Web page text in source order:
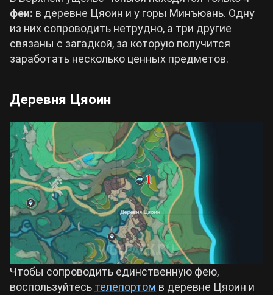
феи: в деревне Цяоин и у горы Минъюань. Одну
из них сопроводить нетрудно, а три другие
связаны с загадкой, за которую получится
заработать несколько ценных предметов.
Деревня Цяоин
Чтобы сопроводить единственную фею,
воспользуйтесь телепортом в деревне Цяоин и